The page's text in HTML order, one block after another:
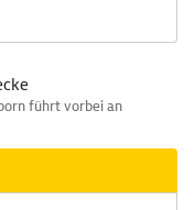
führt vorbei an